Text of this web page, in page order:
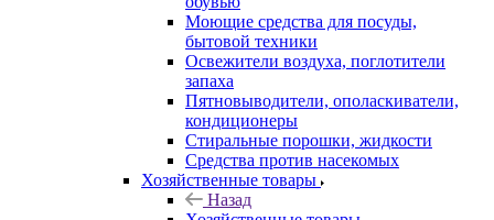
Моющие средства для посуды,
бытовой техники
Освежители воздуха, поглотители
запаха
Пятновыводители, ополаскиватели,
кондиционеры
Стиральные порошки, жидкости
Средства против насекомых
Хозяйственные товары
Назад